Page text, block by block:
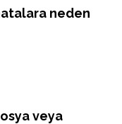
neden
veya